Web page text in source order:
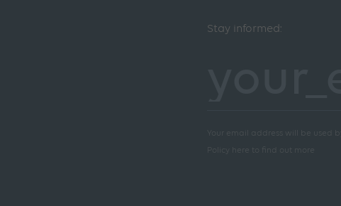
Stay informed:
Your email address will be used
Policy here to find out more